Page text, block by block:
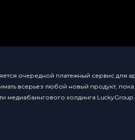
очередной платежный сервис для
всерьез любой новый продукт, пока
холдинга LuckyGroup.